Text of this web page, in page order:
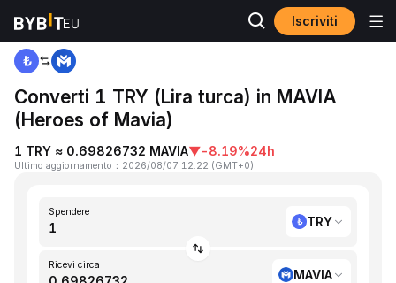
Iscriviti
Home TRY to MAVIA
Converti 1 TRY (Lira turca) in MAVIA
(Heroes of Mavia)
1 TRY ≈ 0.69826732 MAVIA▼-8.19%24h
Ultimo aggiornamento ： 2026/08/07 12:22 (GMT+0)
Spendere
TRY
Ricevi circa
MAVIA